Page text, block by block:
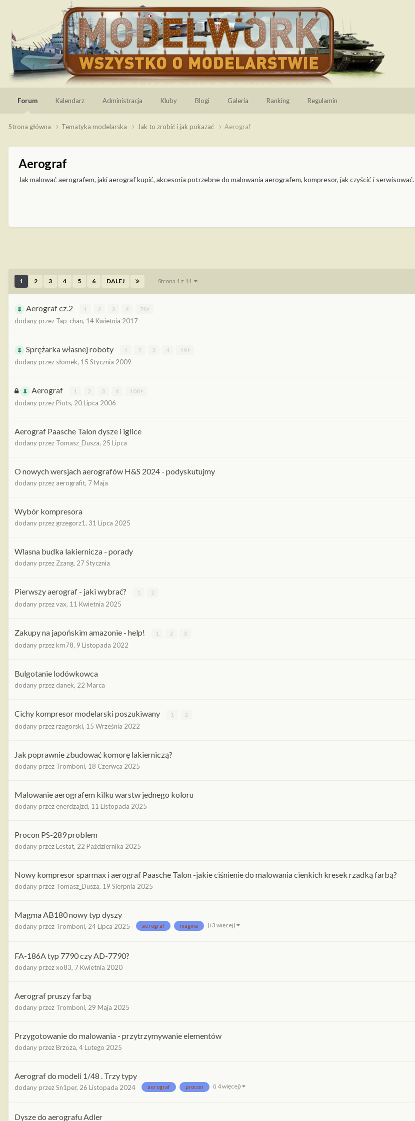
Forum Kalendarz Administracja Kluby Blogi Galeria Ranking Regulamin
Strona główna Tematyka modelarska Jak to zrobić i jak pokazać Aerograf
Aerograf
Jak malować aerografem, jaki aerograf kupić, akcesoria potrzebne do malowania aerografem, kompresor, jak czyścić i serwisować.
1 2 3 4 5 6 DALEJ Strona 1 z 11
Aerograf cz.2 1 2 3 4 78
dodany przez Tap-chan, 14 Kwietnia 2017
Sprężarka własnej roboty 1 2 3 4 19
dodany przez słomek, 15 Stycznia 2009
Aerograf 1 2 3 4 108
dodany przez Piots, 20 Lipca 2006
Aerograf Paasche Talon dysze i iglice
dodany przez Tomasz_Dusza, 25 Lipca
O nowych wersjach aerografów H&S 2024 - podyskutujmy
dodany przez aerografit, 7 Maja
Wybór kompresora
dodany przez grzegorz1, 31 Lipca 2025
Wlasna budka lakiernicza - porady
dodany przez Zzang, 27 Stycznia
Pierwszy aerograf - jaki wybrać? 1 2
dodany przezvax, 11 Kwietnia 2025
Zakupy na japońskim amazonie - help! 1 2 3
dodany przez krn78, 9 Listopada 2022
Bulgotanie lodówkowca
dodany przez danek, 22 Marca
Cichy kompresor modelarski poszukiwany 1 2
dodany przez rzagorski, 15 Września 2022
Jak poprawnie zbudować komorę lakierniczą?
dodany przez Tromboni, 18 Czerwca 2025
Malowanie aerografem kilku warstw jednego koloru
dodany przez enerdzajzd, 11 Listopada 2025
Procon PS-289 problem
dodany przez Lestat, 22 Października 2025
Nowy kompresor sparmax i aerograf Paasche Talon -jakie ciśnienie do malowania cienkich kresek rzadką farbą?
dodany przez Tomasz_Dusza, 19 Sierpnia 2025
Magma AB180 nowy typ dyszy
dodany przez Tromboni, 24 Lipca 2025 aerograf magma (i 3 więcej)
FA-186A typ 7790 czy AD-7790?
dodany przezxo83, 7 Kwietnia 2020
Aerograf pruszy farbą
dodany przez Tromboni, 29 Maja 2025
Przygotowanie do malowania - przytrzymywanie elementów
dodany przez Brzoza, 4 Lutego 2025
Aerograf do modeli 1/48 . Trzy typy
dodany przezSn1per, 26 Listopada 2024 aerograf procon (i 4 więcej)
Dysze do aerografu Adler